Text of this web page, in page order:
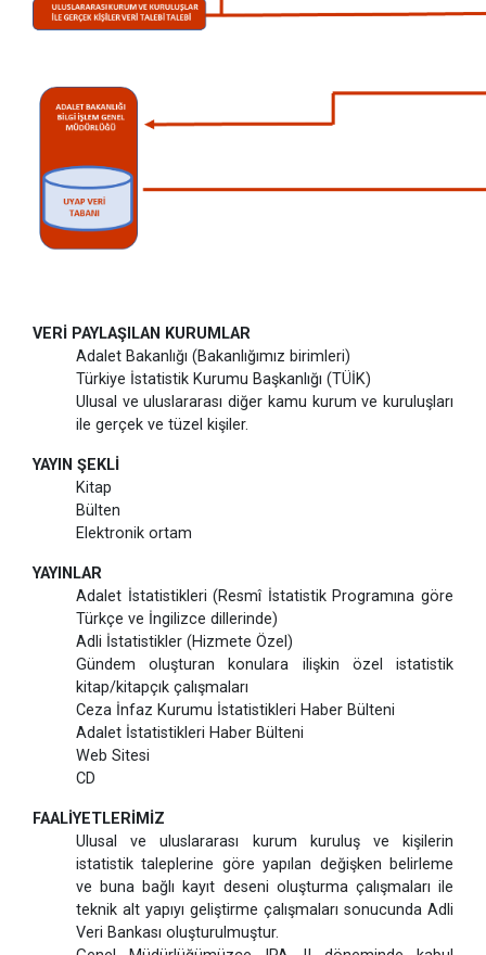
VERİ PAYLAŞILAN KURUMLAR
Adalet Bakanlığı (Bakanlığımız birimleri)
Türkiye İstatistik Kurumu Başkanlığı (TÜİK)
Ulusal ve uluslararası diğer kamu kurum ve kuruluşları
ile gerçek ve tüzel kişiler.
YAYIN ŞEKLİ
Kitap
Bülten
Elektronik ortam
YAYINLAR
Adalet İstatistikleri (Resmî İstatistik Programına göre
Türkçe ve İngilizce dillerinde)
Adli İstatistikler (Hizmete Özel)
Gündem oluşturan konulara ilişkin özel istatistik
kitap/kitapçık çalışmaları
Ceza İnfaz Kurumu İstatistikleri Haber Bülteni
Adalet İstatistikleri Haber Bülteni
Web Sitesi
CD
FAALİYETLERİMİZ
Ulusal ve uluslararası kurum kuruluş ve kişilerin
istatistik taleplerine göre yapılan değişken belirleme
ve buna bağlı kayıt deseni oluşturma çalışmaları ile
teknik alt yapıyı geliştirme çalışmaları sonucunda Adli
Veri Bankası oluşturulmuştur.